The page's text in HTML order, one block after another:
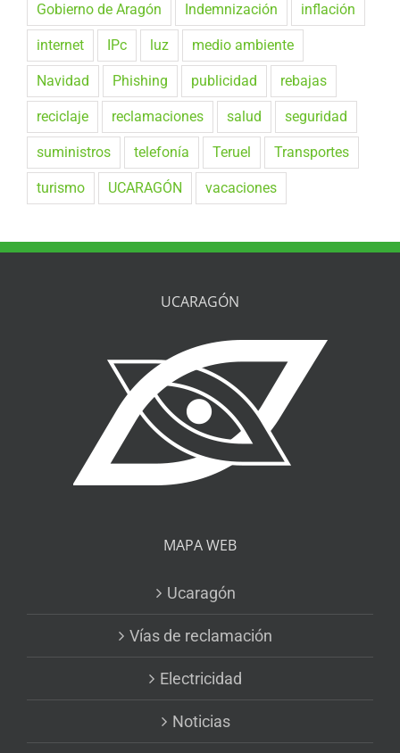
Gobierno de Aragón Indemnización inflación
internet IPc luz medio ambiente
Navidad Phishing publicidad rebajas
reciclaje reclamaciones salud seguridad
suministros telefonía Teruel Transportes
turismo UCARAGÓN vacaciones
UCARAGÓN
MAPA WEB
Ucaragón
Vías de reclamación
Electricidad
Noticias